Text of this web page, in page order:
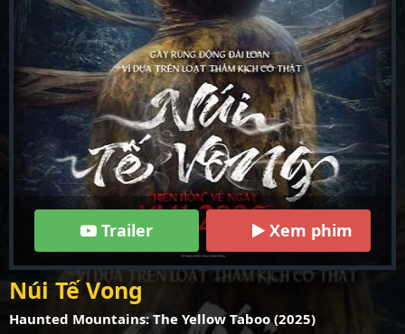
Trailer Xem phim
Núi Tế Vong
Haunted Mountains: The Yellow Taboo (2025)